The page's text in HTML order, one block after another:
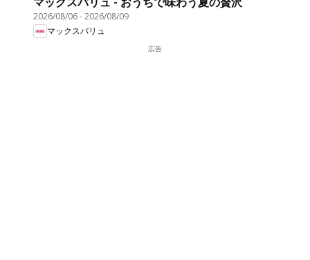
2026/08/06-2026/08/09
マックスバリュ
広告